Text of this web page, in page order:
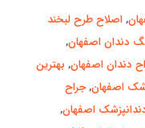
,اصلاح طرح لبخند
دندان اصفهان,
دندان اصفهان, بهترین
اصفهان,جراح
اصفهان,